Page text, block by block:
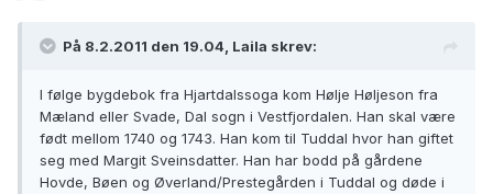
På 8.2.2011 den 19.04, Laila skrev:
I følge bygdebok fra Hjartdalssoga kom Hølje Høljeson fra
Mæland eller Svade, Dal sogn i Vestfjordalen. Han skal være
født mellom 1740 og 1743. Han kom til Tuddal hvor han giftet
seg med Margit Sveinsdatter. Han har bodd på gårdene
Hovde, Bøen og Øverland/Prestegården i Tuddal og døde i